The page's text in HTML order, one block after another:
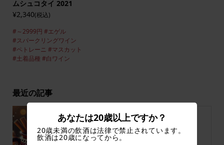
ムシュコタイ 2021
¥2,340(税込)
#～2999円 #エゲル
#スパークリングワイン
#ペトレーニ #マスカット
#土着品種 #白ワイン
最近の記事
ハンガリー冬の定番、ホットワイン！！
あなたは20歳以上ですか？
20歳未満の飲酒は法律で禁止されています。
飲酒は20歳になってから。